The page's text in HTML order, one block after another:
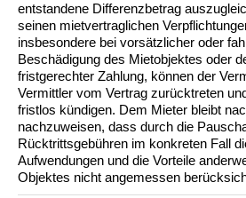
entstandene Differenzbetrag
seinen mietvertraglichen
insbesondere bei vorsätzlicher oder
Beschädigung des Mietobjektes oder
fristgerechter Zahlung, können der
Vermittler vom Vertrag zurücktreten
fristlos kündigen. Dem Mieter bleibt
nachzuweisen, dass durch die
Rücktrittsgebühren im konkreten Fall
Aufwendungen und die Vorteile
Objektes nicht angemessen